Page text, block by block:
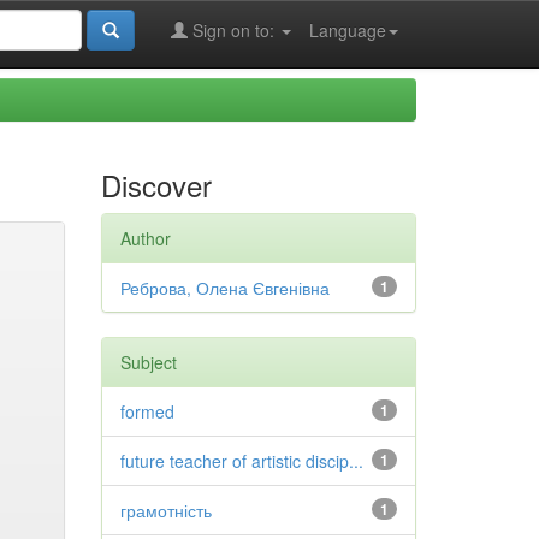
Language
Sign on to:
Discover
Author
1
Реброва, Олена Євгенівна
Subject
1
formed
1
future teacher of artistic discip...
1
грамотність